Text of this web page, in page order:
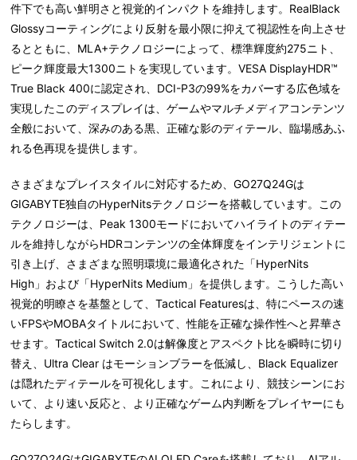
件下でも高い鮮明さと視覚的インパクトを維持します。RealBlack
Glossyコーティングにより反射を最小限に抑えて視認性を向上させ
るとともに、MLA+テクノロジーによって、標準輝度約275ニト、
ピーク輝度最大1300ニトを実現しています。VESA DisplayHDR™
True Black 400に認定され、DCI-P3の99%をカバーする広色域を
実現したこのディスプレイは、ゲームやマルチメディアコンテンツ
全般において、深みのある黒、正確な影のディテール、臨場感あふ
れる色再現を提供します。
さまざまなプレイスタイルに対応するため、GO27Q24Gは
GIGABYTE独自のHyperNitsテクノロジーを搭載しています。この
テクノロジーは、Peak 1300モードにおいてハイライトのディテー
ルを維持しながらHDRコンテンツの全体輝度をインテリジェントに
引き上げ、さまざまな照明環境に最適化された「HyperNits
High」および「HyperNits Medium」を提供します。こうした高い
視覚的明瞭さを基盤として、Tactical Featuresは、特にペースの速
いFPSやMOBAタイトルにおいて、性能を正確な操作性へと昇華さ
せます。Tactical Switch 2.0は解像度とアスペクト比を瞬時に切り
替え、Ultra Clear はモーションブラーを低減し、Black Equalizer
は隠れたディテールを可視化します。これにより、競技シーンにお
いて、より速い反応と、より正確なゲーム内判断をプレイヤーにも
たらします。